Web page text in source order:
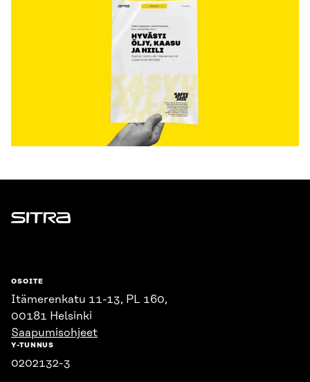
Sitra
OSOITE
Itämerenkatu 11-13, PL 160,
00181 Helsinki
Saapumisohjeet
Y-TUNNUS
0202132-3